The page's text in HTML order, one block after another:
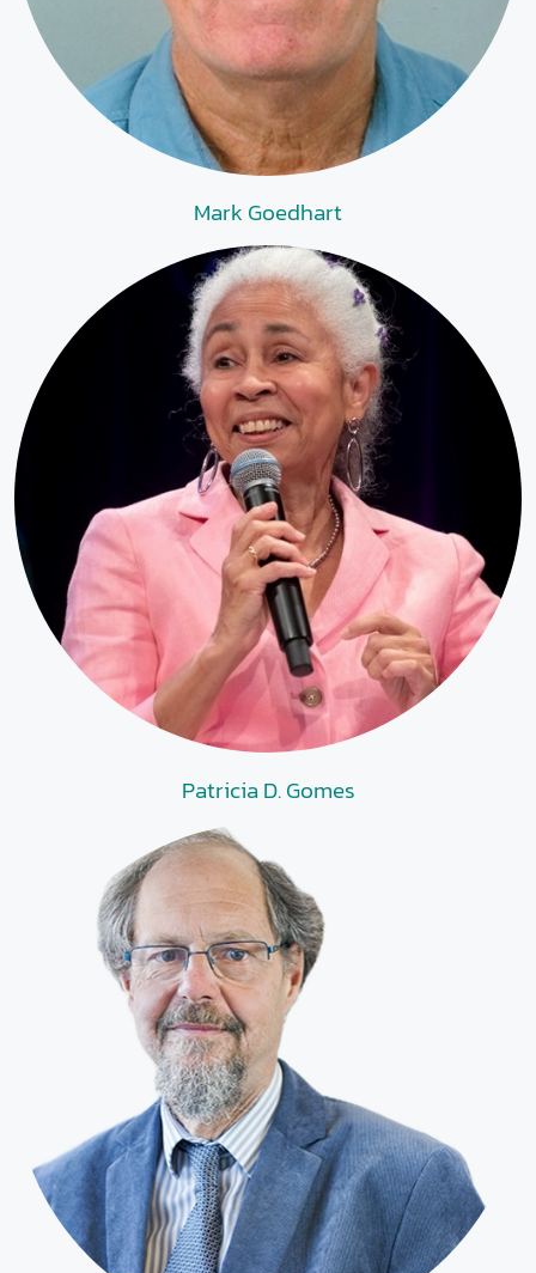
Mark Goedhart
Patricia D. Gomes